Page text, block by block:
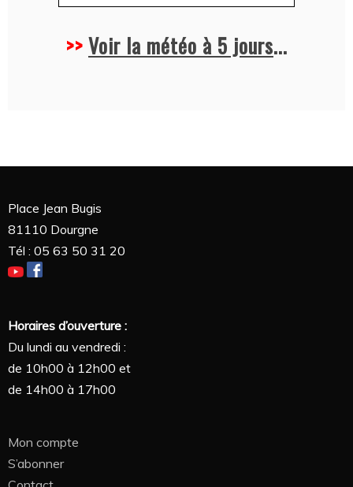
>>Voir la météo à 5 jours...
Place Jean Bugis
81110 Dourgne
Tél : 05 63 50 31 20
Horaires d’ouverture :
Du lundi au vendredi :
de 10h00 à 12h00 et
de 14h00 à 17h00
Mon compte
S’abonner